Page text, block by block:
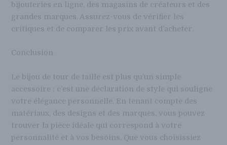
bijouteries en ligne, des magasins de créateurs et des
grandes marques. Assurez-vous de vérifier les
critiques et de comparer les prix avant d’acheter.
Conclusion
Le bijou de tour de taille est plus qu’un simple
accessoire ; c’est une déclaration de style qui souligne
votre élégance personnelle. En tenant compte des
matériaux, des designs et des marques, vous pouvez
trouver la pièce idéale qui correspond à votre
personnalité et à vos besoins. Que vous choisissiez